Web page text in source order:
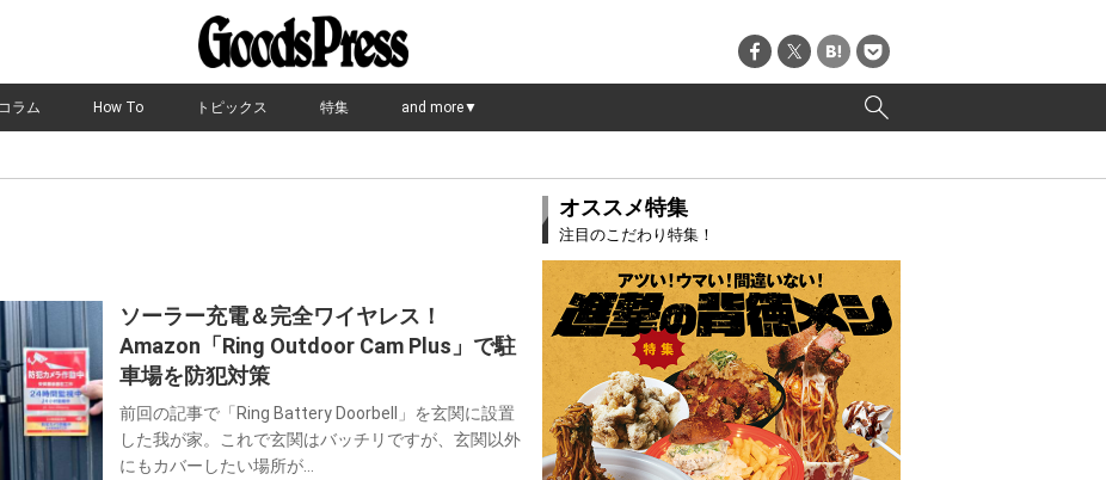
コラム How To トピックス 特集 and more▼
ソーラー充電＆完全ワイヤレス！
Amazon「Ring Outdoor Cam Plus」で駐
車場を防犯対策
前回の記事で「Ring Battery Doorbell」を玄関に設置
した我が家。これで玄関はバッチリですが、玄関以外
にもカバーしたい場所が…
オススメ特集
注目のこだわり特集！